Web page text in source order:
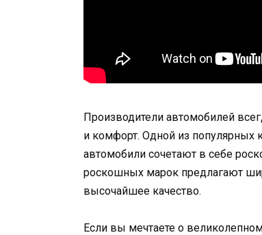
Производители автомобилей
и комфорт. Одной из популярных
автомобили сочетают в себе
роскошных марок предлагают
высочайшее качество.
Если вы мечтаете о